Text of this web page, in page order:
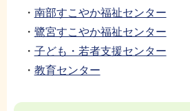
・ 南部すこやか福祉センター
・ 鷺宮すこやか福祉センター
・ 子ども・若者支援センター
・ 教育センター